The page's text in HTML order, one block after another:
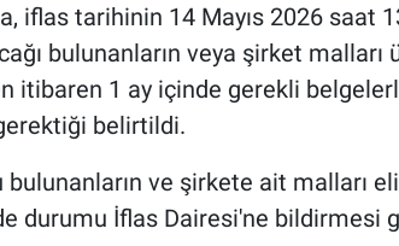
iflas tarihinin 14 Mayıs 2026 saat
bulunanların veya şirket
itibaren 1 ay içinde gerekli
belirtildi.
ve şirkete ait malları
durumu İflas Dairesi'ne bildirmesi